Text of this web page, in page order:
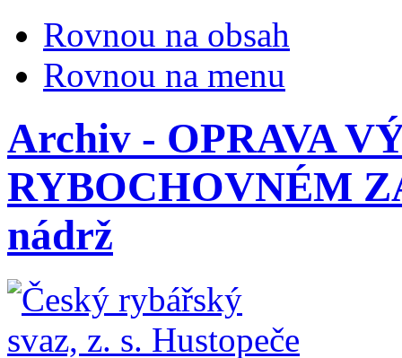
Rovnou na obsah
Rovnou na menu
Archiv - OPRAVA
RYBOCHOVNÉM
nádrž